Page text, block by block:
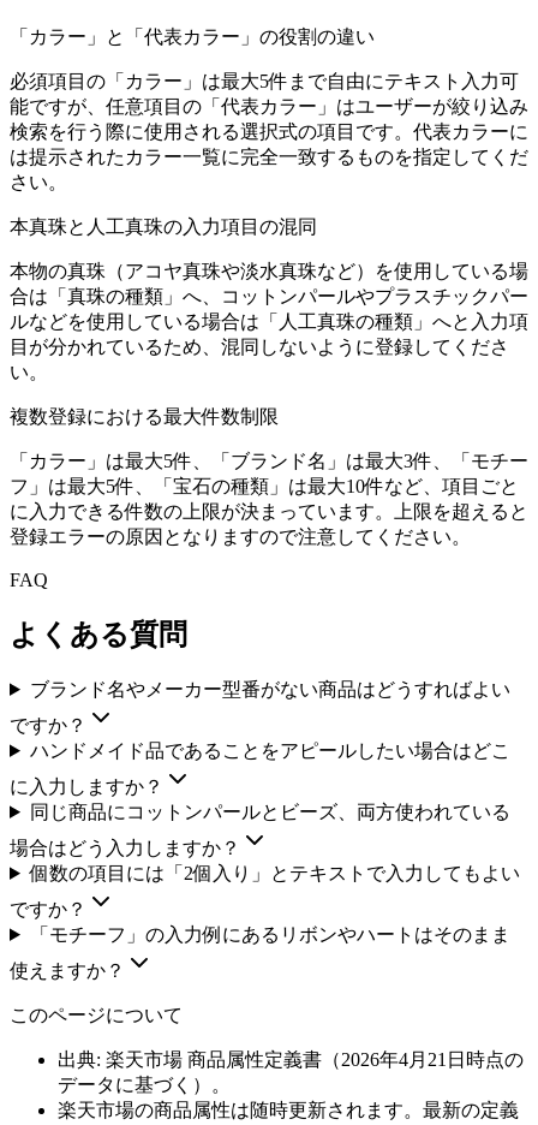
「カラー」と「代表カラー」の役割の違い
必須項目の「カラー」は最大5件まで自由にテキスト入力可
能ですが、任意項目の「代表カラー」はユーザーが絞り込み
検索を行う際に使用される選択式の項目です。代表カラーに
は提示されたカラー一覧に完全一致するものを指定してくだ
さい。
本真珠と人工真珠の入力項目の混同
本物の真珠（アコヤ真珠や淡水真珠など）を使用している場
合は「真珠の種類」へ、コットンパールやプラスチックパー
ルなどを使用している場合は「人工真珠の種類」へと入力項
目が分かれているため、混同しないように登録してくださ
い。
複数登録における最大件数制限
「カラー」は最大5件、「ブランド名」は最大3件、「モチー
フ」は最大5件、「宝石の種類」は最大10件など、項目ごと
に入力できる件数の上限が決まっています。上限を超えると
登録エラーの原因となりますので注意してください。
FAQ
よくある質問
ブランド名やメーカー型番がない商品はどうすればよい
ですか？
ハンドメイド品であることをアピールしたい場合はどこ
に入力しますか？
同じ商品にコットンパールとビーズ、両方使われている
場合はどう入力しますか？
個数の項目には「2個入り」とテキストで入力してもよい
ですか？
「モチーフ」の入力例にあるリボンやハートはそのまま
使えますか？
このページについて
出典: 楽天市場 商品属性定義書（2026年4月21日 時点の
データに基づく）。
楽天市場の商品属性は随時更新されます。最新の定義